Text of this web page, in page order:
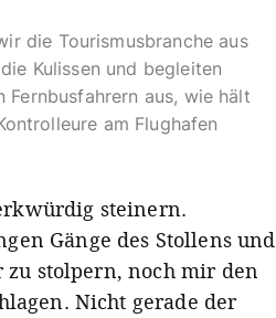
die Tourismusbranche aus
Kulissen und begleiten
aus, wie hält
am Flughafen
steinern.
Gänge des Stollens und
zu stolpern, noch mir den
Nicht gerade der